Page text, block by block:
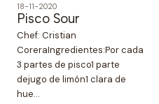
18-11-2020
Pisco Sour
Chef: Cristian
CoreraIngredientes:Por cada
3 partes de pisco1 parte
dejugo de limón1 clara de
hue...